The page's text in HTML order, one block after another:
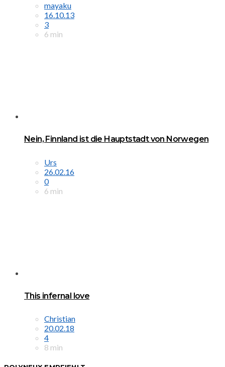
mayaku
16.10.13
3
6 min
Nein, Finnland ist die Hauptstadt von Norwegen
Urs
26.02.16
0
6 min
This infernal love
Christian
20.02.18
4
8 min